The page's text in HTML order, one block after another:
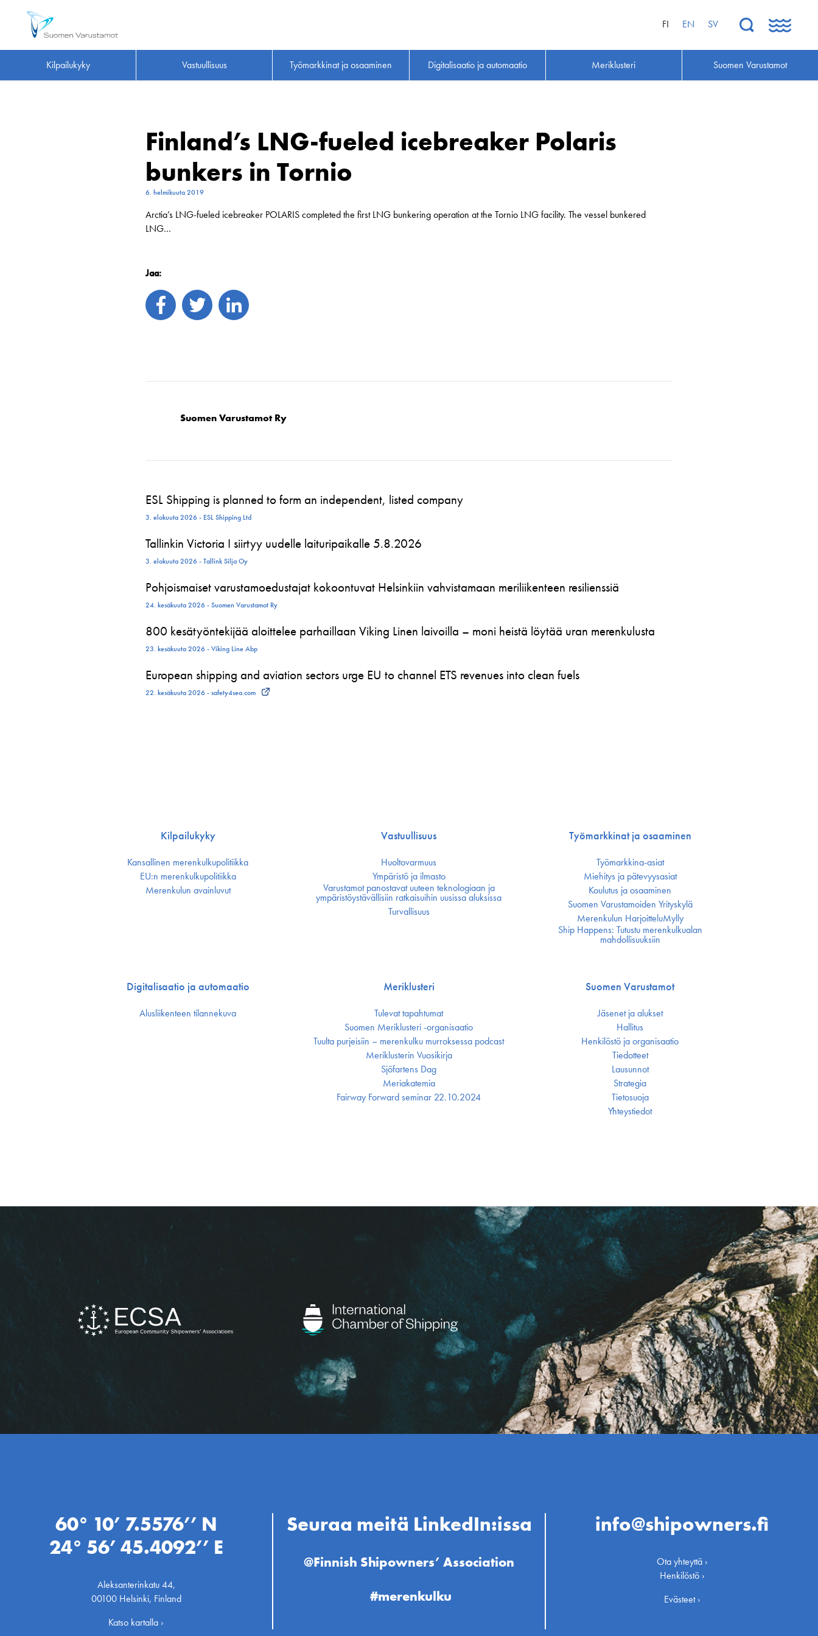
FI EN SV
Kilpailukyky Vastuullisuus Työmarkkinat ja osaaminen Digitalisaatio ja automaatio Meriklusteri Suomen Varustamot
Finland’s LNG-fueled icebreaker Polaris
bunkers in Tornio
6. helmikuuta 2019
Arctia’s LNG-fueled icebreaker POLARIS completed the first LNG bunkering operation at the Tornio LNG facility. The vessel bunkered
LNG…
Jaa:
Suomen Varustamot Ry
ESL Shipping is planned to form an independent, listed company
3. elokuuta 2026 - ESL Shipping Ltd
Tallinkin Victoria I siirtyy uudelle laituripaikalle 5.8.2026
3. elokuuta 2026 - Tallink Silja Oy
Pohjoismaiset varustamoedustajat kokoontuvat Helsinkiin vahvistamaan meriliikenteen resilienssiä
24. kesäkuuta 2026 - Suomen Varustamot Ry
800 kesätyöntekijää aloittelee parhaillaan Viking Linen laivoilla – moni heistä löytää uran merenkulusta
23. kesäkuuta 2026 - Viking Line Abp
European shipping and aviation sectors urge EU to channel ETS revenues into clean fuels
22. kesäkuuta 2026 - safety4sea.com
Kilpailukyky
Kansallinen merenkulku­politiikka
EU:n merenkulku­politiikka
Merenkulun avainluvut
Vastuullisuus
Huoltovarmuus
Ympäristö ja ilmasto
Varustamot panostavat uuteen teknologiaan ja
ympäristöystävällisiin ratkaisuihin uusissa aluksissa
Turvallisuus
Työmarkkinat ja osaaminen
Työmarkkina-asiat
Miehitys ja pätevyys­asiat
Koulutus ja osaaminen
Suomen Varustamoiden Yrityskylä
Merenkulun HarjoitteluMylly
Ship Happens: Tutustu merenkulkualan
mahdollisuuksiin
Digitalisaatio ja automaatio
Alusliikenteen tilannekuva
Meriklusteri
Tulevat tapahtumat
Suomen Meriklusteri -organisaatio
Tuulta purjeisiin – merenkulku murroksessa podcast
Meriklusterin Vuosikirja
Sjöfartens Dag
Meriakatemia
Fairway Forward seminar 22.10.2024
Suomen Varustamot
Jäsenet ja alukset
Hallitus
Henkilöstö ja organisaatio
Tiedotteet
Lausunnot
Strategia
Tietosuoja
Yhteystiedot
60° 10’ 7.5576’’ N
24° 56’ 45.4092’’ E
Aleksanterinkatu 44,
00100 Helsinki, Finland
Katso kartalla ›
Seuraa meitä LinkedIn:issa
@Finnish Shipowners’ Association
#merenkulku
info@shipowners.fi
Ota yhteyttä ›
Henkilöstö ›
Evästeet ›